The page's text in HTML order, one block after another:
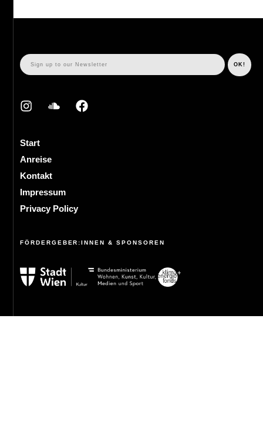
Start
Anreise
Kontakt
Impressum
Privacy Policy
FÖRDERGEBER:INNEN & SPONSOREN